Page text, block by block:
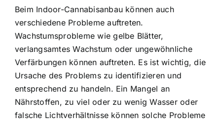
Beim Indoor-Cannabisanbau können auch
verschiedene Probleme auftreten.
Wachstumsprobleme wie gelbe Blätter,
verlangsamtes Wachstum oder ungewöhnliche
Verfärbungen können auftreten. Es ist wichtig, die
Ursache des Problems zu identifizieren und
entsprechend zu handeln. Ein Mangel an
Nährstoffen, zu viel oder zu wenig Wasser oder
falsche Lichtverhältnisse können solche Probleme